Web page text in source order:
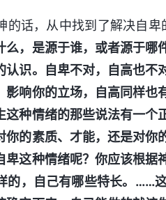
的话，从中找到了解决自卑
么，是源于谁，或者源于
认识。自卑不对，自高也
影响你的立场，自高同样
这种情绪的那些说法有一
你的素质、才能，还是对
卑这种情绪呢？你应该根
的，自己有哪些特长。……